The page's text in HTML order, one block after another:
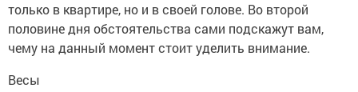
только в квартире, но и в своей голове. Во второй
половине дня обстоятельства сами подскажут вам,
чему на данный момент стоит уделить внимание.
Весы